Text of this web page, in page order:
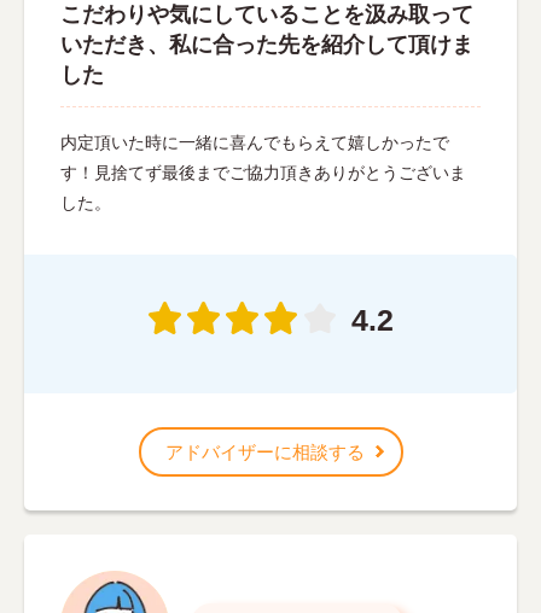
こだわりや気にしていることを汲み取って
いただき、私に合った先を紹介して頂けま
した
内定頂いた時に一緒に喜んでもらえて嬉しかったで
す！見捨てず最後までご協力頂きありがとうございま
した。
4.2
アドバイザーに相談する